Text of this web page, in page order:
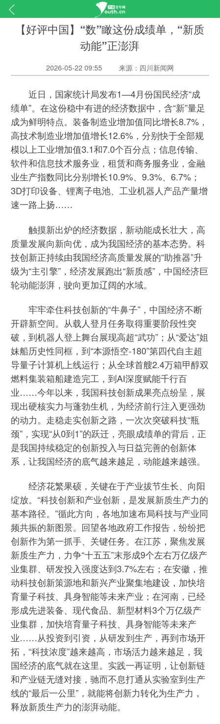
【好评中国】“数”瞰这份成绩单，“新质
动能”正澎湃
2026-05-22 09:55 来源：四川新闻网
近日，国家统计局发布1—4月份国民经济“成
绩单”。在这份稳中有进的经济数据中，含“新”量足
成为鲜明特点。装备制造业增加值同比增长8.7%，
高技术制造业增加值增长12.6%，分别快于全部规
模以上工业增加值3.1和7.0个百分点；信息传输、
软件和信息技术服务业，租赁和商务服务业，金融
业生产指数同比分别增长10.9%、9.3%、6.7%；
3D打印设备、锂离子电池、工业机器人产品产量增
速一路上扬……
触摸新出炉的经济数据，新动能成长壮大，高
质量发展向新向优，成为我国经济的基本态势。科
技创新正持续由我国经济高质量发展的“助推器”升
级为“主引擎”，经济发展跑出“新质感”，中国经济巨
轮动能澎湃，驶向更加辽阔的水域。
牢牢牵住科技创新的“牛鼻子”，中国经济不断
开辟新空间。从载人登月任务取得重要阶段性突
破，到机器人登上舞台展现高超“武功”；从“爱达”姐
妹船历史性同框，到“本源悟空-180”第四代自主超
导量子计算机上线运行；从全球首艘2.4万箱甲醇双
燃料集装箱船建造完工，到AI深度赋能千行百
业……今年以来，我国科技创新成果亮点纷呈，展
现出硬核实力与蓬勃生机，为经济前行注入更强劲
的动力。走稳走实创新之路，一次次突破科技“瓶
颈”，实现“从0到1”的跃迁，亮眼成绩单的背后，正
是我国持续稳定的创新投入与日益完善的创新体
系，让我国经济的底气越来越足，动能越来越强。
经济花繁果硕，关键在于产业拔节生长、向阳
绽放。“科技创新和产业创新，是发展新质生产力的
基本路径。”循此方向，各地加速布局科技与产业同
频共振的新图景。回望各地政府工作报告，纷纷把
创新作为第一抓手、关键任务。在江苏，聚焦发展
新质生产力，力争“十五五”末形成9个左右万亿级产
业集群、研发投入强度达到3.7%左右；在安徽，推
动科技创新策源地和新兴产业聚集地建设，加快培
育量子科技、具身智能等未来产业；在河南，已经
形成先进装备、现代食品、新型材料3个万亿级产
业集群，加快培育量子科技、具身智能等未来产
业……从投资到引资，从研发到生产，再到市场开
拓，“科技浓度”越来越高，市场活力越来越足，我
国经济的底气就在这里。实践一再证明，让创新链
和产业链无缝对接，驰而不息打通从实验室到生产
线的“最后一公里”，就能将创新力转化为生产力，
释放新质生产力的澎湃动能。